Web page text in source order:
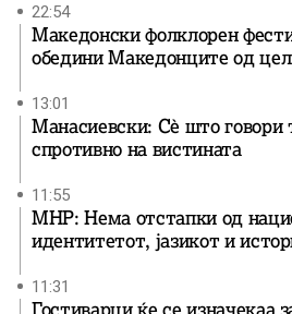
22:54
Македонски фолклорен
обедини Македонците од
13:01
Манасиевски: Сè што говори
спротивно на вистината
11:55
МНР: Нема отстапки од
идентитетот, јазикот и
11:31